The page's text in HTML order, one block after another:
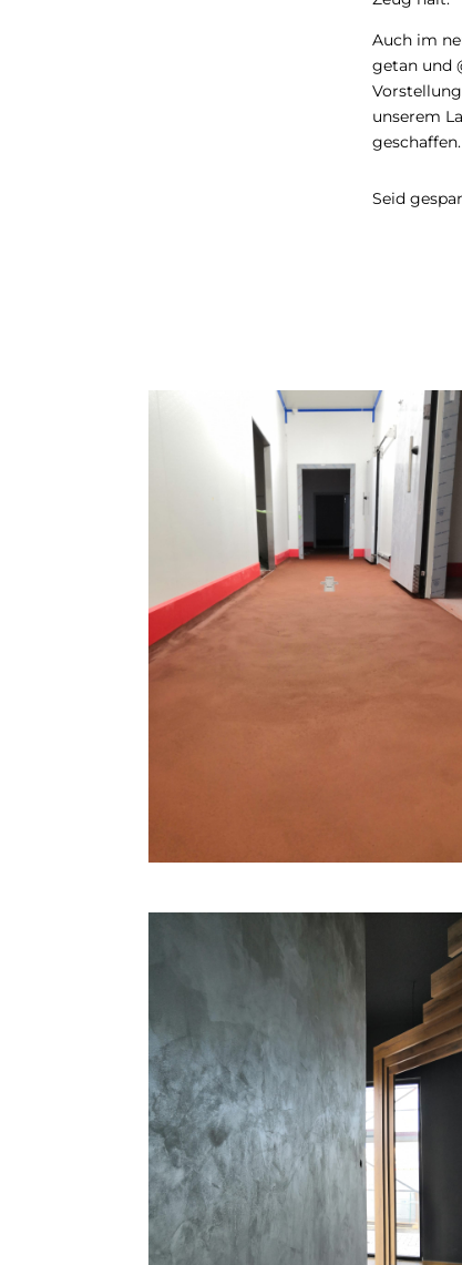
Auch im
getan und
unserem
geschaffen.
Seid